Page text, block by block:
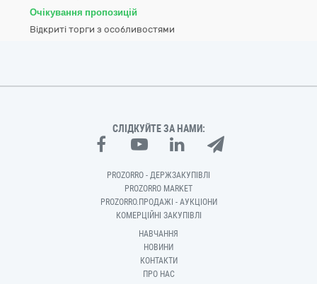
Очікування пропозицій
Відкриті торги з особливостями
СЛІДКУЙТЕ ЗА НАМИ:
PROZORRO - ДЕРЖЗАКУПІВЛІ
PROZORRO MARKET
PROZORRO.ПРОДАЖІ - АУКЦІОНИ
КОМЕРЦІЙНІ ЗАКУПІВЛІ
НАВЧАННЯ
НОВИНИ
КОНТАКТИ
ПРО НАС